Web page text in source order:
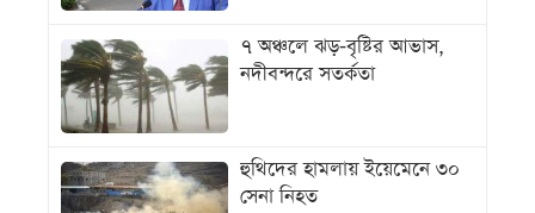
৭ অঞ্চলে ঝড়-বৃষ্টির আভাস,
নদীবন্দরে সতর্কতা
হুথিদের হামলায় ইয়েমেনে ৩০
সেনা নিহত